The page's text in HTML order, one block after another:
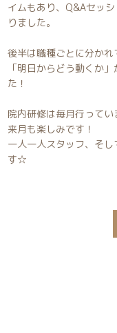
イムもあり、Q&Aセッ
りました。
後半は職種ごとに分かれ
「明日からどう動くか
た！
院内研修は毎月行ってい
来月も楽しみです！
一人一人スタッフ、そ
す☆